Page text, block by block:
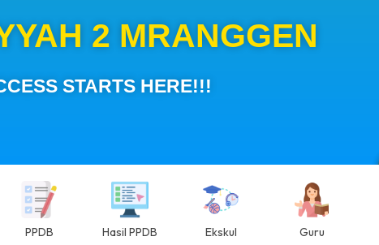
2 MRANGGEN
STARTS HERE!!!
PPDB Hasil PPDB Ekskul Guru